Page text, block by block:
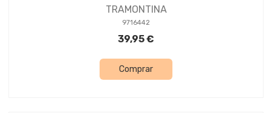
TRAMONTINA
9716442
39,95 €
Comprar